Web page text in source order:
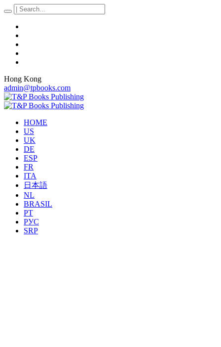
Hong Kong
admin@tpbooks.com
HOME
US
UK
DE
ESP
FR
ITA
日本語
NL
BRASIL
PT
РУС
SRP